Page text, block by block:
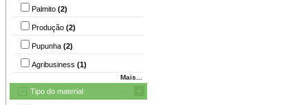
Palmito (2)
Produção (2)
Pupunha (2)
Agribusiness (1)
Mais...
Tipo do material